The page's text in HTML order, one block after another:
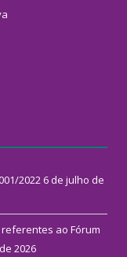
2022 6 de julho de
ao Fórum
2026